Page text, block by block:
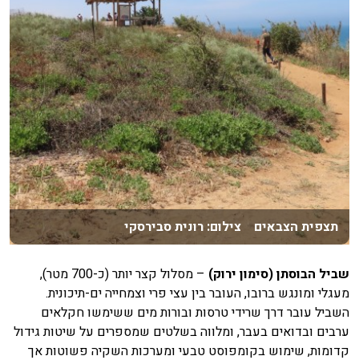
תצפית הצבאים צילום: רונית סבירסקי
שביל הבוסתן (סימון ירוק)
– מסלול קצר יותר (כ-700 מטר),
מעגלי ומונגש ברובו, העובר בין עצי פרי וצמחייה ים-תיכונית.
השביל עובר דרך שרידי טרסות ובורות מים ששימשו חקלאים
ערבים ובדואים בעבר, ומלווה בשלטים שמספרים על שיטות גידול
קדומות, שימוש בקומפוסט טבעי ומערכות השקיה פשוטות אך